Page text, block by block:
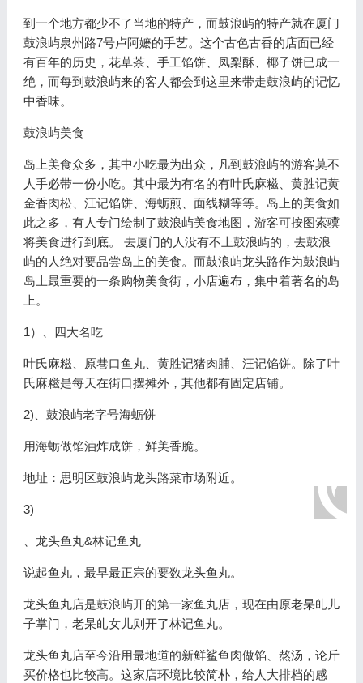
到一个地方都少不了当地的特产，而鼓浪屿的特产就在厦门
鼓浪屿泉州路7号卢阿嬷的手艺。这个古色古香的店面已经
有百年的历史，花草茶、手工馅饼、凤梨酥、椰子饼已成一
绝，而每到鼓浪屿来的客人都会到这里来带走鼓浪屿的记忆
中香味。
鼓浪屿美食
岛上美食众多，其中小吃最为出众，凡到鼓浪屿的游客莫不
人手必带一份小吃。其中最为有名的有叶氏麻糍、黄胜记黄
金香肉松、汪记馅饼、海蛎煎、面线糊等等。岛上的美食如
此之多，有人专门绘制了鼓浪屿美食地图，游客可按图索骥
将美食进行到底。 去厦门的人没有不上鼓浪屿的，去鼓浪
屿的人绝对要品尝岛上的美食。而鼓浪屿龙头路作为鼓浪屿
岛上最重要的一条购物美食街，小店遍布，集中着著名的岛
上。
1）、四大名吃
叶氏麻糍、原巷口鱼丸、黄胜记猪肉脯、汪记馅饼。除了叶
氏麻糍是每天在街口摆摊外，其他都有固定店铺。
2)、鼓浪屿老字号海蛎饼
用海蛎做馅油炸成饼，鲜美香脆。
地址：思明区鼓浪屿龙头路菜市场附近。
3)
、龙头鱼丸&林记鱼丸
说起鱼丸，最早最正宗的要数龙头鱼丸。
龙头鱼丸店是鼓浪屿开的第一家鱼丸店，现在由原老杲癿儿
子掌门，老杲癿女儿则开了林记鱼丸。
龙头鱼丸店至今沿用最地道的新鲜鲨鱼肉做馅、熬汤，论斤
买价格也比较高。这家店环境比较简朴，给人大排档的感